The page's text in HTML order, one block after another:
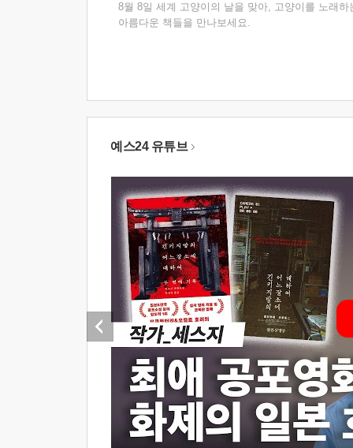
8월 8일 세계 고양이의 날을 맞아, 고양이를 노래하
아름다운 책들을 만나보세요.
예스24 유튜브